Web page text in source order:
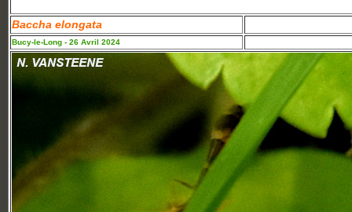
Baccha elongata
Bucy-le-Long - 26 Avril 2024